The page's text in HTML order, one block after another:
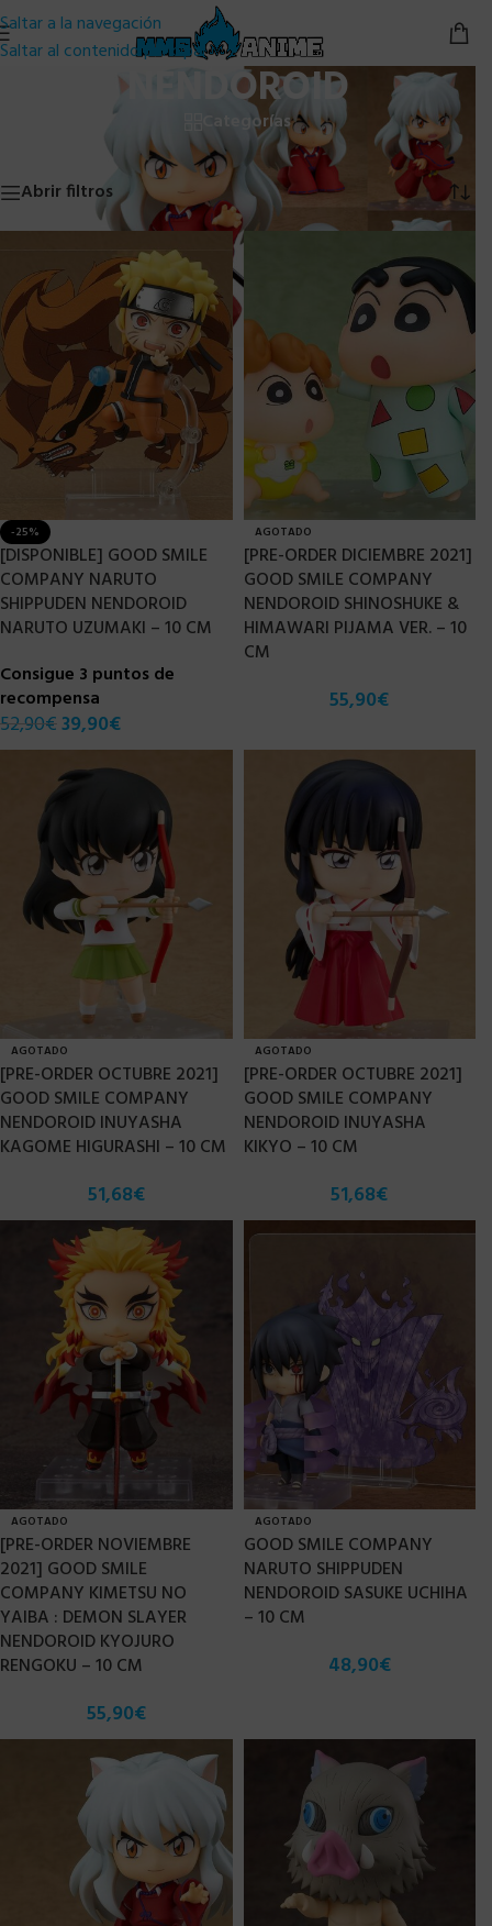
Saltar a la navegación
Saltar al contenido principal
NENDOROID
Categorías
NENDOROID Mostrando los 20 resultados
Abrir filtros
-25%
[DISPONIBLE] GOOD SMILE
COMPANY NARUTO
SHIPPUDEN NENDOROID
NARUTO UZUMAKI – 10 CM
Consigue 3 puntos de
recompensa
52,90€39,90€
AGOTADO
[PRE-ORDER DICIEMBRE 2021]
GOOD SMILE COMPANY
NENDOROID SHINOSHUKE &
HIMAWARI PIJAMA VER. – 10
CM
55,90€
AGOTADO
[PRE-ORDER OCTUBRE 2021]
GOOD SMILE COMPANY
NENDOROID INUYASHA
KAGOME HIGURASHI – 10 CM
51,68€
AGOTADO
[PRE-ORDER OCTUBRE 2021]
GOOD SMILE COMPANY
NENDOROID INUYASHA
KIKYO – 10 CM
51,68€
AGOTADO
[PRE-ORDER NOVIEMBRE
2021] GOOD SMILE
COMPANY KIMETSU NO
YAIBA : DEMON SLAYER
NENDOROID KYOJURO
RENGOKU – 10 CM
55,90€
AGOTADO
GOOD SMILE COMPANY
NARUTO SHIPPUDEN
NENDOROID SASUKE UCHIHA
– 10 CM
48,90€